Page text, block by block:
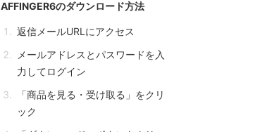
AFFINGER6のダウンロード方法
返信メールURLにアクセス
メールアドレスとパスワードを入
力してログイン
「商品を見る・受け取る」をクリ
ック